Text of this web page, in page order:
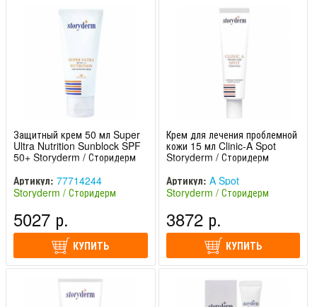
Защитный крем 50 мл Super
Ultra Nutrition Sunblock SPF
50+ Storyderm / Сторидерм
Артикул: 77714244
Storyderm / Сторидерм
5027 р.
КУПИТЬ
Крем для лечения проблемной
кожи 15 мл Clinic-A Spot
Storyderm / Сторидерм
Артикул: A Spot
Storyderm / Сторидерм
3872 р.
КУПИТЬ